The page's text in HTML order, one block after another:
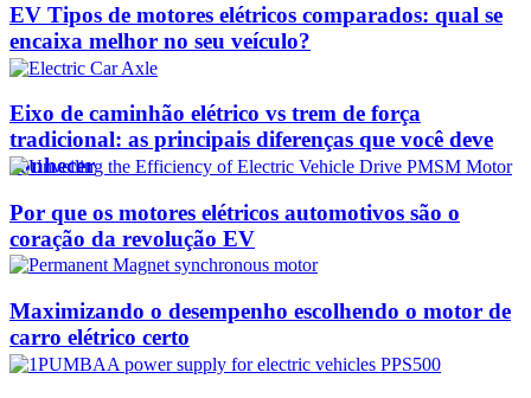
EV Tipos de motores elétricos comparados: qual se
encaixa melhor no seu veículo?
Eixo de caminhão elétrico vs trem de força
tradicional: as principais diferenças que você deve
conhecer
Por que os motores elétricos automotivos são o
coração da revolução EV
Maximizando o desempenho escolhendo o motor de
carro elétrico certo